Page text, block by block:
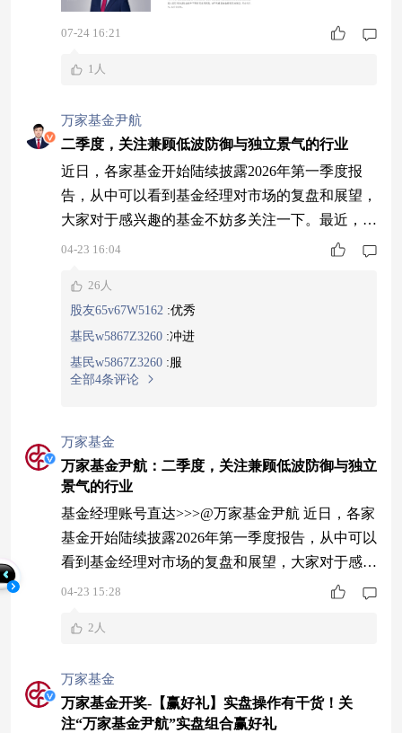
均突破历史新高。展望三季度，A股市场有望稳步
抬升，市场风格将迎来再平衡，赚钱效应有望扩
07-24 16:21
1人
万家基金尹航
二季度，关注兼顾低波防御与独立景气的行业
近日，各家基金开始陆续披露2026年第一季度报
告，从中可以看到基金经理对市场的复盘和展望，
大家对于感兴趣的基金不妨多关注一下。最近，我
所管理的多只基金产品也披露了2026年一季报，其
在市场高波动环境下，兼顾低波防御与独立景气行
业或成为主流资金的配置思路之一。 具体来看，
回顾一季度，市场整体呈现冲高震荡回调的走势。
年初受益于人民币升值和盈利周期复苏预期的影
04-23 16:04
26人
股友65v67W5162 :优秀
基民w5867Z3260 :冲进
基民w5867Z3260 : 服
全部4条评论
万家基金
万家基金尹航：二季度，关注兼顾低波防御与独立
景气的行业
基金经理账号直达>>>@万家基金尹航 近日，各家
基金开始陆续披露2026年第一季度报告，从中可以
看到基金经理对市场的复盘和展望，大家对于感兴
趣的基金不妨多关注一下。最近，我所管理的多只
望二季度，地缘冲突不确定性仍存，在市场高波动
资金的配置思路之一。 具体来看，回顾一季度，
市场整体呈现冲高震荡回调的走势。年初
04-23 15:28
2人
万家基金
万家基金开奖-【赢好礼】实盘操作有干货！关
注“万家基金尹航”实盘组合赢好礼